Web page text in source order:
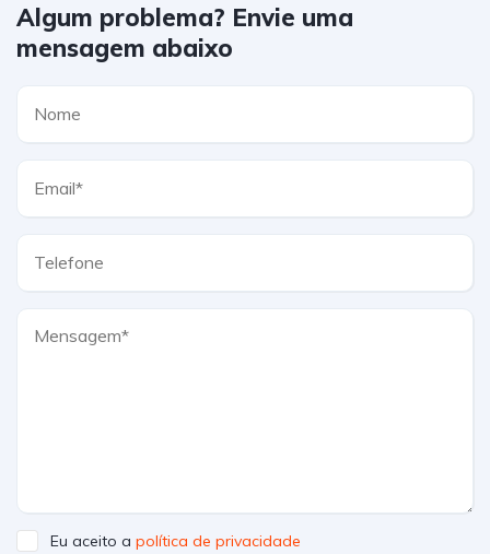
Algum problema? Envie uma
mensagem abaixo
Eu aceito a política de privacidade